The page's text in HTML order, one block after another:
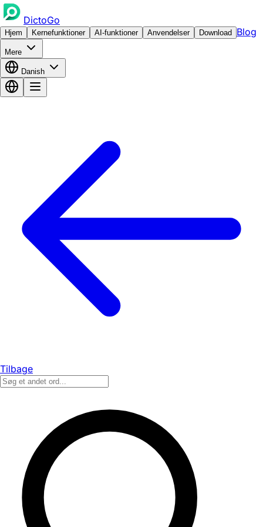
DictoGo
Hjem Kernefunktioner AI-funktioner Anvendelser Download Blog
Mere
Danish
Tilbage